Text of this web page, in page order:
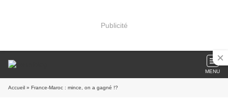
Publicité
MENU
Accueil » France-Maroc : mince, on a gagné !?